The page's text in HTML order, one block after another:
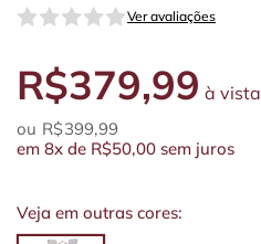
Ver avaliações
R$379,99 à vista
R$399,99
em 8x de R$50,00 sem juros
Veja em outras cores: